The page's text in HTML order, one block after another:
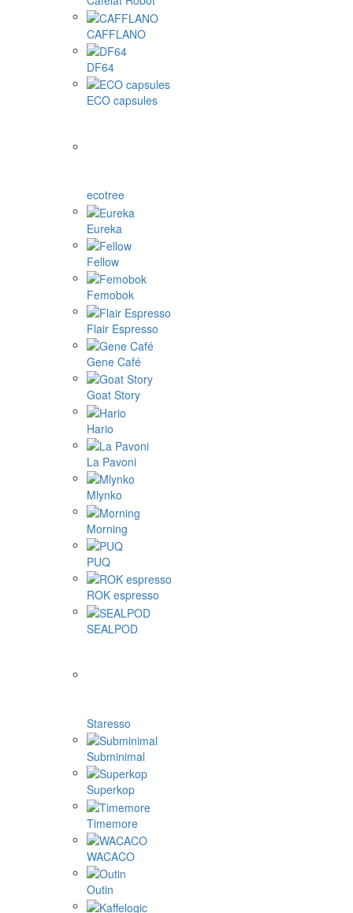
CAFFLANO
DF64
ECO capsules
ecotree
Eureka
Fellow
Femobok
Flair Espresso
Gene Café
Goat Story
Hario
La Pavoni
Mlynko
Morning
PUQ
ROK espresso
SEALPOD
Staresso
Subminimal
Superkop
Timemore
WACACO
Outin